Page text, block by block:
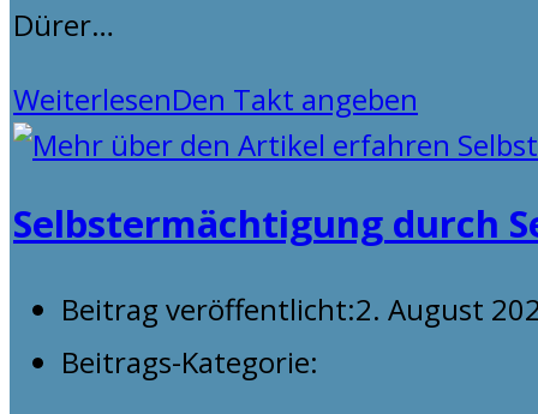
Dürer…
WeiterlesenDen Takt angeben
Selbstermächtigung durch
Beitrag veröffentlicht:2. August
Beitrags-Kategorie: